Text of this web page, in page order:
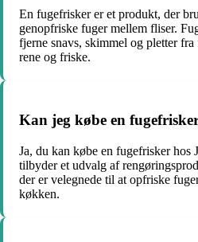
En fugefrisker er et produkt, der
genopfriske fuger mellem fliser.
fjerne snavs, skimmel og pletter
rene og friske.
Kan jeg købe en
Ja, du kan købe en fugefrisker hos
tilbyder et udvalg af
der er velegnede til at opfriske
køkken.